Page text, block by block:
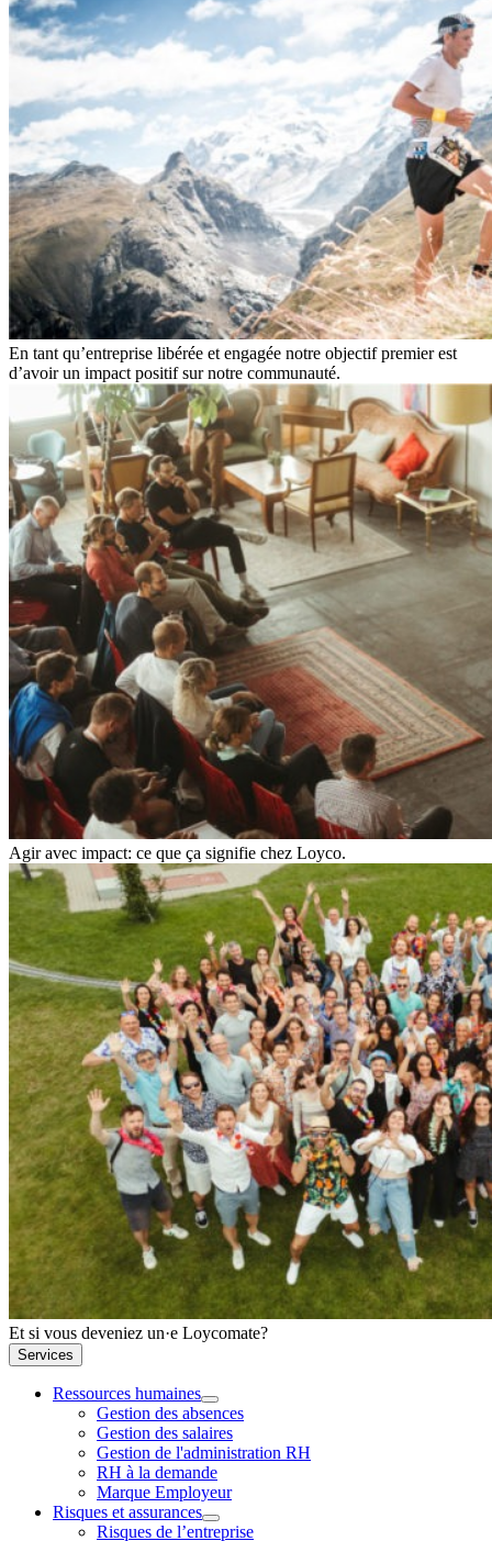
En tant qu’entreprise libérée et engagée notre objectif premier est
d’avoir un impact positif sur notre communauté.
Agir avec impact: ce que ça signifie chez Loyco.
Et si vous deveniez un·e Loycomate?
Services
Ressources humaines
Gestion des absences
Gestion des salaires
Gestion de l'administration RH
RH à la demande
Marque Employeur
Risques et assurances
Risques de l’entreprise